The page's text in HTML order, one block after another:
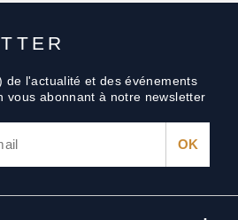
de l'actualité et des événements
vous abonnant à notre newsletter